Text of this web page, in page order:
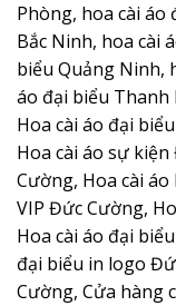
Phòng, hoa cài áo
Bắc Ninh, hoa cài
biểu Quảng Ninh,
áo đại biểu Thanh
Hoa cài áo đại
Hoa cài áo sự
Cường, Hoa cài
VIP Đức Cường,
Hoa cài áo đại
đại biểu in logo
Cường, Cửa hàng